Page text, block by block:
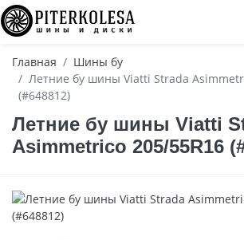
Главная
Шины бу
Летние бу шины Viatti Strada
(#648812)
Летние бу шины Viatti
Asimmetrico 205/55R16